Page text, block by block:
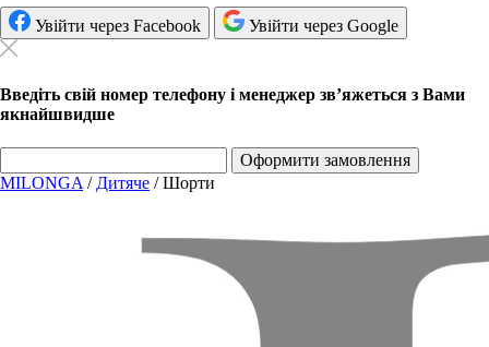
Увійти через Facebook Увійти через Google
Введіть свій номер телефону і менеджер зв’яжеться з Вами
якнайшвидше
Оформити замовлення
MILONGA / Дитяче /Шорти